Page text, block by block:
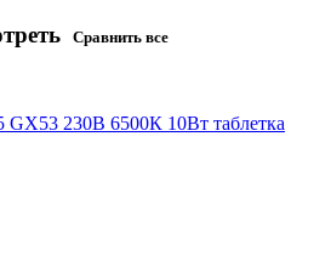
Сравнить все
GX53 230В 6500К 10Вт таблетка